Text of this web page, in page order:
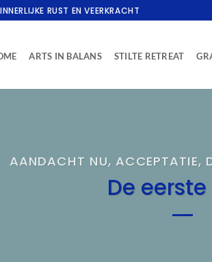
RUST EN VEERKRACHT
ARTS IN BALANS STILTE RETREAT
AANDACHT NU, ACCEPTATIE,
De